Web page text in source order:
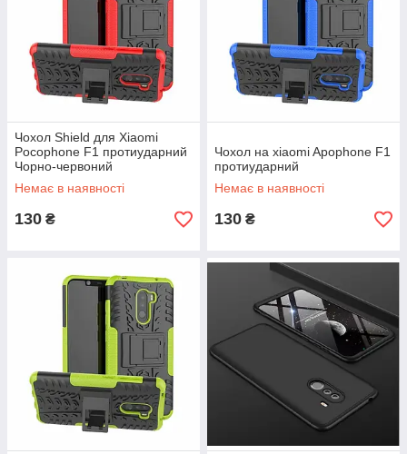
Чохол Shield для Xiaomi
Pocophone F1 протиударний
Чорно-червоний
Немає в наявності
130 ₴
Чохол на xiaomi Apophone F1
протиударний
Немає в наявності
130 ₴